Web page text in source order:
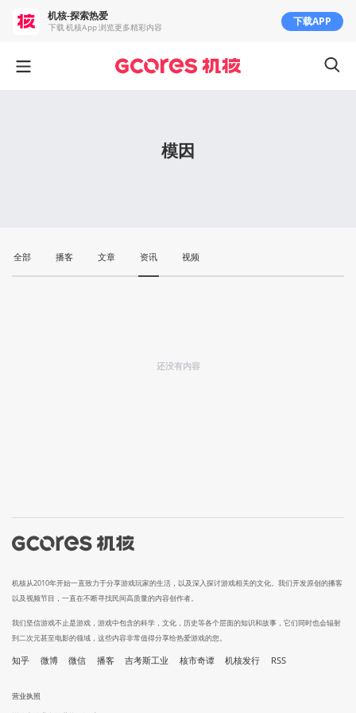
模因
全部 播客 文章 资讯 视频
还没有内容
机核从2010年开始一直致力于分享游戏玩家的生活，以及深入探讨游戏相关的文化。我们开发原创的播客
以及视频节目，一直在不断寻找民间高质量的内容创作者。
我们坚信游戏不止是游戏，游戏中包含的科学，文化，历史等各个层面的知识和故事，它们同时也会辐射
到二次元甚至电影的领域，这些内容非常值得分享给热爱游戏的您。
知乎 微博 微信 播客 吉考斯工业 核市奇谭 机核发行 RSS
营业执照
机核-探索热爱
下载 机核App 浏览更多精彩内容 下载APP